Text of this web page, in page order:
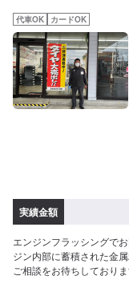
代車OK カードOK
実績金額
エンジンフラッシングで
ジン内部に蓄積された金
ご相談をお待ちしており